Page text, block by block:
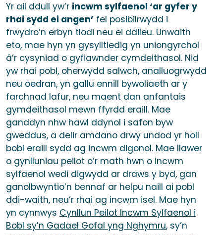
Yr ail ddull yw’r incwm sylfaenol ‘ar gyfer y
rhai sydd ei angen’ fel posibilrwydd i
frwydro’n erbyn tlodi neu ei ddileu. Unwaith
eto, mae hyn yn gysylltiedig yn uniongyrchol
â’r cysyniad o gyfiawnder cymdeithasol. Nid
yw rhai pobl, oherwydd salwch, analluogrwydd
neu oedran, yn gallu ennill bywoliaeth ar y
farchnad lafur, neu maent dan anfantais
gymdeithasol mewn ffyrdd eraill. Mae
ganddyn nhw hawl ddynol i safon byw
gweddus, a delir amdano drwy undod yr holl
bobl eraill sydd ag incwm digonol. Mae llawer
o gynlluniau peilot o’r math hwn o incwm
sylfaenol wedi digwydd ar draws y byd, gan
ganolbwyntio’n bennaf ar helpu naill ai pobl
ddi-waith, neu’r rhai ag incwm isel. Mae hyn
yn cynnwys Cynllun Peilot Incwm Sylfaenol i
Bobl sy’n Gadael Gofal yng Nghymru, sy’n